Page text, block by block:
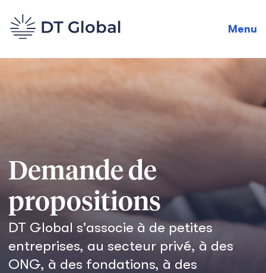
Menu
Demande de
propositions
DT Global s'associe à de petites
entreprises, au secteur privé, à des
ONG, à des fondations, à des